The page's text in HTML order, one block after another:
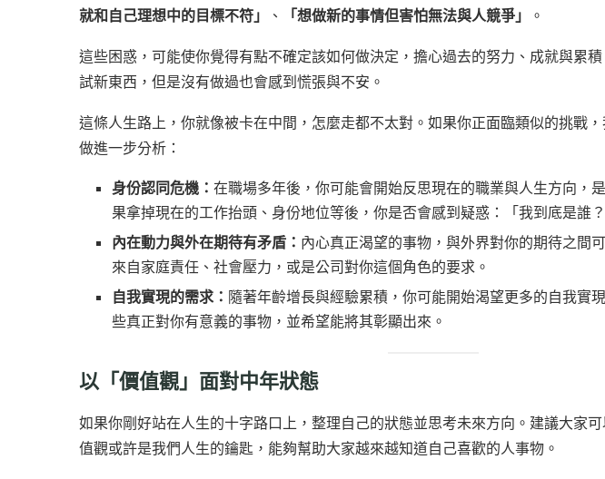
就和自己理想中的目標不符」
、 「想做新的事情但害怕無法與人競爭」 。
這些困惑，可能使你覺得有點不確定該如何做決定，擔心過去的努力、成就與累
試新東西，但是沒有做過也會感到慌張與不安。
這條人生路上，你就像被卡在中間，怎麼走都不太對。如果你正面臨類似的挑戰
做進一步分析：
身份認同危機： 在職場多年後，你可能會開始反思現在的職業與人生方向，
果拿掉現在的工作抬頭、身份地位等後，你是否會感到疑惑：「我到底是誰？
內在動力與外在期待有矛盾： 內心真正渴望的事物，與外界對你的期待之間
來自家庭責任、社會壓力，或是公司對你這個角色的要求。
自我實現的需求： 隨著年齡增長與經驗累積，你可能開始渴望更多的自我實
些真正對你有意義的事物，並希望能將其彰顯出來。
以「價值觀」面對中年狀態
如果你剛好站在人生的十字路口上，整理自己的狀態並思考未來方向。建議大家
值觀或許是我們人生的鑰匙，能夠幫助大家越來越知道自己喜歡的人事物。